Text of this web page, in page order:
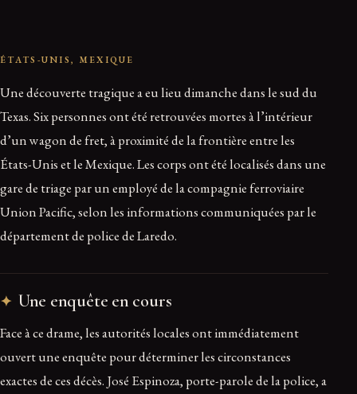
ÉTATS-UNIS, MEXIQUE
Une découverte tragique a eu lieu dimanche dans le sud du
Texas. Six personnes ont été retrouvées mortes à l’intérieur
d’un wagon de fret, à proximité de la frontière entre les
États-Unis et le Mexique. Les corps ont été localisés dans une
gare de triage par un employé de la compagnie ferroviaire
Union Pacific, selon les informations communiquées par le
département de police de Laredo.
Une enquête en cours
Face à ce drame, les autorités locales ont immédiatement
ouvert une enquête pour déterminer les circonstances
exactes de ces décès. José Espinoza, porte-parole de la police, a